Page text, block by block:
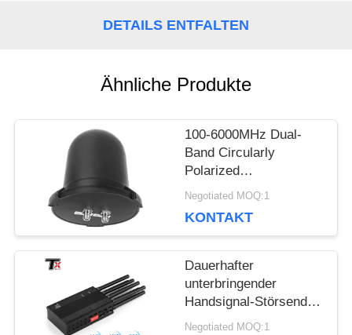
FORDERN
SIE EIN
ZITAT
SITEMAP
DETAILS ENTFALTEN
Ähnliche Produkte
100-6000MHz Dual-
Band Circularly
Polarized
Omnidirectional
wasserdichte Pilz-
Drohnenüberwachung
und Gegenmaßnahmen
Negotiated MOQ:1
KONTAKT
Dauerhafter
unterbringender
Handsignal-Störsender
für Konferenzen und
Negotiated MOQ:1